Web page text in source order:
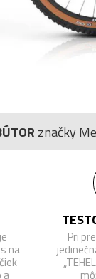
značky
na
a
Pri